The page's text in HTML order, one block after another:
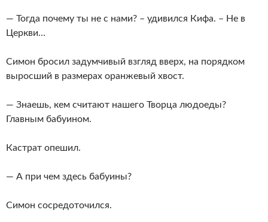
— Тогда почему ты не с нами? – удивился Кифа. – Не в
Церкви…
Симон бросил задумчивый взгляд вверх, на порядком
выросший в размерах оранжевый хвост.
— Знаешь, кем считают нашего Творца людоеды?
Главным бабуином.
Кастрат опешил.
— А при чем здесь бабуины?
Симон сосредоточился.